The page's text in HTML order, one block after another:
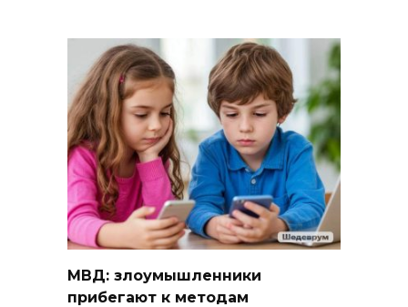
МВД: злоумышленники
прибегают к методам